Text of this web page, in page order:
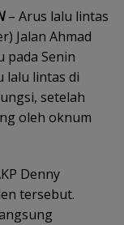
– Arus lalu lintas
Jalan Ahmad
pada Senin
lalu lintas di
setelah
oleh oknum
Denny
tersebut.